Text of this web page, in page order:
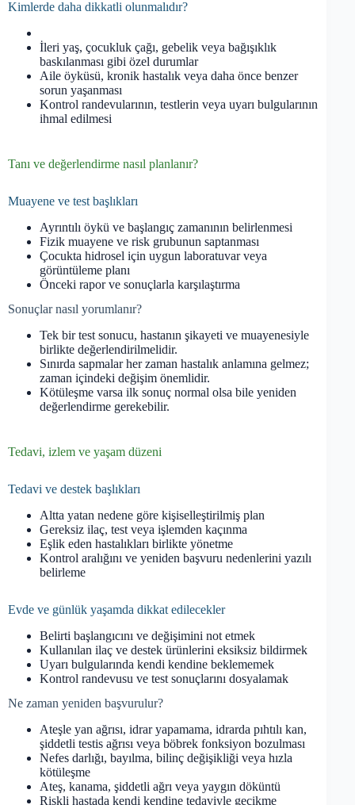
Kimlerde daha dikkatli olunmalıdır?
İleri yaş, çocukluk çağı, gebelik veya bağışıklık
baskılanması gibi özel durumlar
Aile öyküsü, kronik hastalık veya daha önce benzer
sorun yaşanması
Kontrol randevularının, testlerin veya uyarı bulgularının
ihmal edilmesi
Tanı ve değerlendirme nasıl planlanır?
Muayene ve test başlıkları
Ayrıntılı öykü ve başlangıç zamanının belirlenmesi
Fizik muayene ve risk grubunun saptanması
Çocukta hidrosel için uygun laboratuvar veya
görüntüleme planı
Önceki rapor ve sonuçlarla karşılaştırma
Sonuçlar nasıl yorumlanır?
Tek bir test sonucu, hastanın şikayeti ve muayenesiyle
birlikte değerlendirilmelidir.
Sınırda sapmalar her zaman hastalık anlamına gelmez;
zaman içindeki değişim önemlidir.
Kötüleşme varsa ilk sonuç normal olsa bile yeniden
değerlendirme gerekebilir.
Tedavi, izlem ve yaşam düzeni
Tedavi ve destek başlıkları
Altta yatan nedene göre kişiselleştirilmiş plan
Gereksiz ilaç, test veya işlemden kaçınma
Eşlik eden hastalıkları birlikte yönetme
Kontrol aralığını ve yeniden başvuru nedenlerini yazılı
belirleme
Evde ve günlük yaşamda dikkat edilecekler
Belirti başlangıcını ve değişimini not etmek
Kullanılan ilaç ve destek ürünlerini eksiksiz bildirmek
Uyarı bulgularında kendi kendine beklememek
Kontrol randevusu ve test sonuçlarını dosyalamak
Ne zaman yeniden başvurulur?
Ateşle yan ağrısı, idrar yapamama, idrarda pıhtılı kan,
şiddetli testis ağrısı veya böbrek fonksiyon bozulması
Nefes darlığı, bayılma, bilinç değişikliği veya hızla
kötüleşme
Ateş, kanama, şiddetli ağrı veya yaygın döküntü
Riskli hastada kendi kendine tedaviyle gecikme